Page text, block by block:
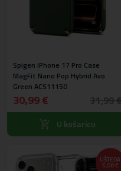
Spigen iPhone 17 Pro Case
MagFit Nano Pop Hybrid Avo
Green ACS11150
30,99 €
U košaricu
UŠTEDA
5,00 €